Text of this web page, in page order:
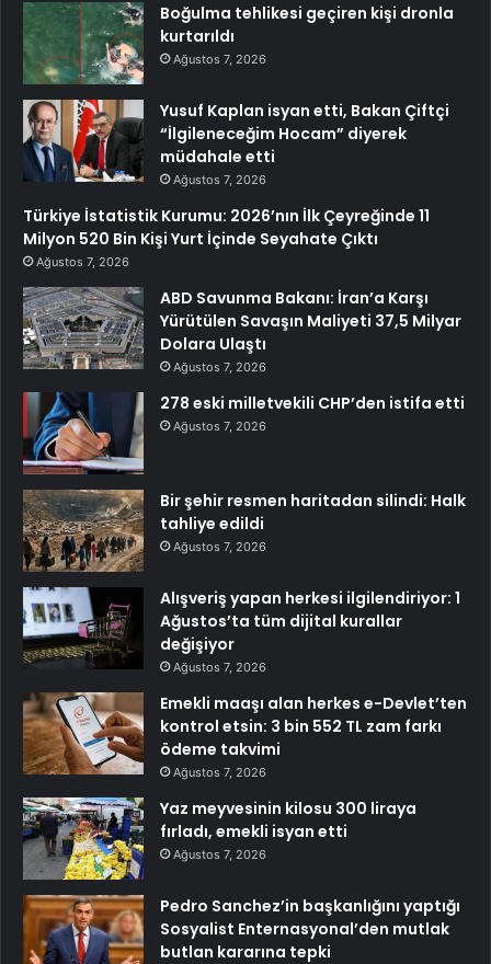
Boğulma tehlikesi geçiren kişi dronla
kurtarıldı
Ağustos 7, 2026
Yusuf Kaplan isyan etti, Bakan Çiftçi
“İlgileneceğim Hocam” diyerek
müdahale etti
Ağustos 7, 2026
Türkiye İstatistik Kurumu: 2026’nın İlk Çeyreğinde 11
Milyon 520 Bin Kişi Yurt İçinde Seyahate Çıktı
Ağustos 7, 2026
ABD Savunma Bakanı: İran’a Karşı
Yürütülen Savaşın Maliyeti 37,5 Milyar
Dolara Ulaştı
Ağustos 7, 2026
278 eski milletvekili CHP’den istifa etti
Ağustos 7, 2026
Bir şehir resmen haritadan silindi: Halk
tahliye edildi
Ağustos 7, 2026
Alışveriş yapan herkesi ilgilendiriyor: 1
Ağustos’ta tüm dijital kurallar
değişiyor
Ağustos 7, 2026
Emekli maaşı alan herkes e-Devlet’ten
kontrol etsin: 3 bin 552 TL zam farkı
ödeme takvimi
Ağustos 7, 2026
Yaz meyvesinin kilosu 300 liraya
fırladı, emekli isyan etti
Ağustos 7, 2026
Pedro Sanchez’in başkanlığını yaptığı
Sosyalist Enternasyonal’den mutlak
butlan kararına tepki